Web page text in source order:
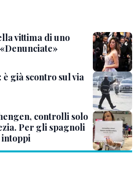
vittima di uno
è già scontro sul via
controlli solo
Per gli spagnoli